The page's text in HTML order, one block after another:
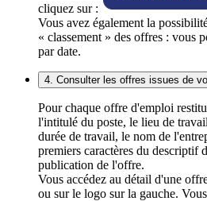
cliquez sur :
Vous avez également la
« classement » des offres : vous
par date.
4. Consulter les offres issues de
Pour chaque offre d'emploi
l'intitulé du poste, le lieu de
durée de travail, le nom de
premiers caractères du descriptif
publication de l'offre.
Vous accédez au détail d'une
ou sur le logo sur la gauche.